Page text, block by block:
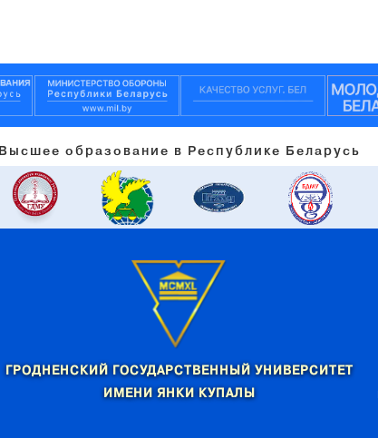
Высшее образование в Республике Беларусь
ГРОДНЕНСКИЙ ГОСУДАРСТВЕННЫЙ УНИВЕРСИТЕТ
ИМЕНИ ЯНКИ КУПАЛЫ